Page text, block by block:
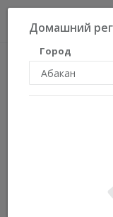
Домашний
Город